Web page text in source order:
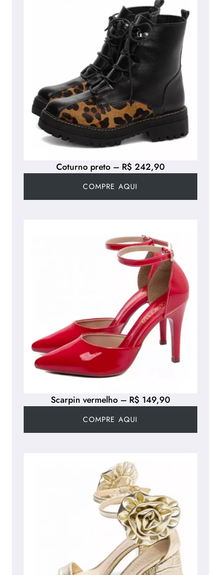
Coturno preto – R$ 242,90
COMPRE AQUI
Scarpin vermelho – R$ 149,90
COMPRE AQUI